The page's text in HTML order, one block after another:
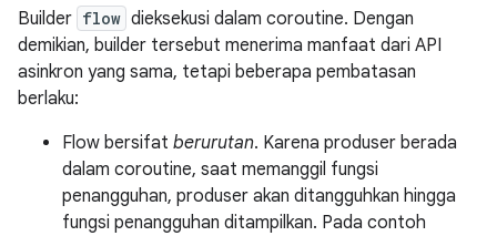
Builder flow dieksekusi dalam coroutine. Dengan
demikian, builder tersebut menerima manfaat dari API
asinkron yang sama, tetapi beberapa pembatasan
berlaku:
Flow bersifat berurutan. Karena produser berada
dalam coroutine, saat memanggil fungsi
penangguhan, produser akan ditangguhkan hingga
fungsi penangguhan ditampilkan. Pada contoh